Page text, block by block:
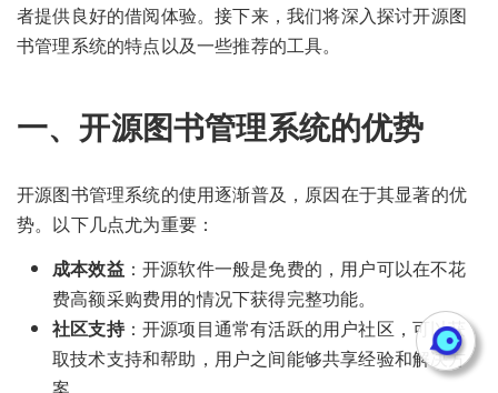
者提供良好的借阅体验。接下来，我们将深入探讨开源图
书管理系统的特点以及一些推荐的工具。
一、开源图书管理系统的优势
开源图书管理系统的使用逐渐普及，原因在于其显著的优
势。以下几点尤为重要：
成本效益：开源软件一般是免费的，用户可以在不花
费高额采购费用的情况下获得完整功能。
社区支持：开源项目通常有活跃的用户社区，可以获
取技术支持和帮助，用户之间能够共享经验和解决方